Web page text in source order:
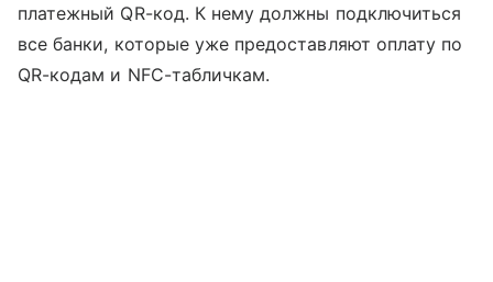
платежный QR-код. К нему должны подключиться
все банки, которые уже предоставляют оплату по
QR-кодам и NFC-табличкам.